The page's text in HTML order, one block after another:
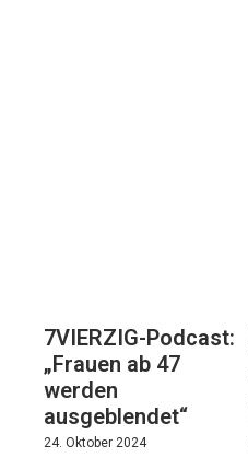
7VIERZIG-Podcast:
„Frauen ab 47
werden
ausgeblendet“
24. Oktober 2024